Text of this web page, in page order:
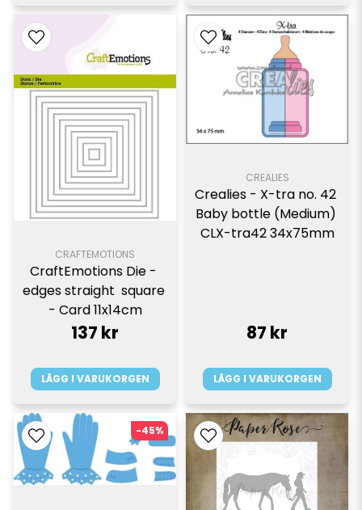
CRAFTEMOTIONS
CraftEmotions Die -
edges straight  square
- Card 11x14cm
137 kr
LÄGG I VARUKORGEN
CREALIES
Crealies - X-tra no. 42
Baby bottle (Medium)
CLX-tra42 34x75mm
87 kr
LÄGG I VARUKORGEN
-45%